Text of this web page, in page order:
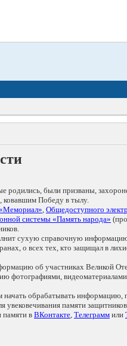
родились, были призваны,
ковавшим Победу в тылу.
, Общедоступного
системы «Память народа»
сухую справочную
о всех тех, кто защищал в
об участниках Великой
фотографиями,
начать обрабатывать информацию,
памяти
памяти в ВКонтакте, Телеграмм или